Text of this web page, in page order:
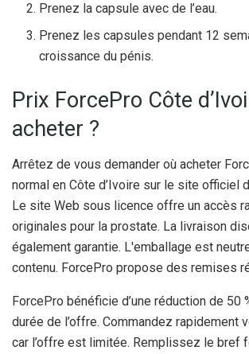
Prenez la capsule avec de l’eau.
Prenez les capsules pendant 12
croissance du pénis.
Prix ForcePro Côte
acheter ?
Arrêtez de vous demander où acheter
normal en Côte d’Ivoire sur le site officiel
Le site Web sous licence offre un accès
originales pour la prostate. La livraison
également garantie. L'emballage est
contenu. ForcePro propose des remises
ForcePro bénéficie d’une réduction de 50
durée de l’offre. Commandez rapidement
car l’offre est limitée. Remplissez le bref